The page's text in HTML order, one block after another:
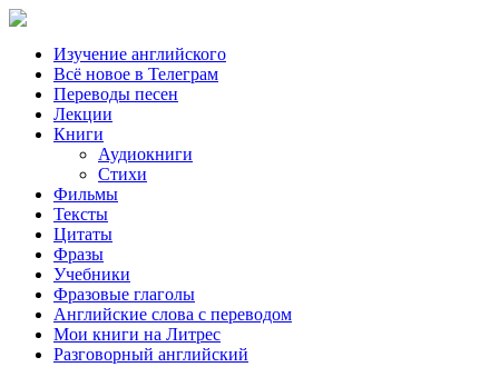
Изучение английского
Всё новое в Телеграм
Переводы песен
Лекции
Книги
Аудиокниги
Стихи
Фильмы
Тексты
Цитаты
Фразы
Учебники
Фразовые глаголы
Английские слова с переводом
Мои книги на Литрес
Разговорный английский